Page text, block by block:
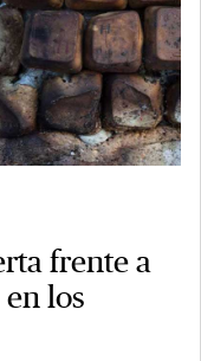
frente a
en los